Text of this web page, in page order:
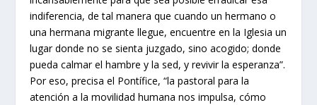
indiferencia, de tal manera que cuando un hermano o
una hermana migrante llegue, encuentre en la Iglesia un
lugar donde no se sienta juzgado, sino acogido; donde
pueda calmar el hambre y la sed, y revivir la esperanza”.
Por eso, precisa el Pontífice, “la pastoral para la
atención a la movilidad humana nos impulsa, cómo